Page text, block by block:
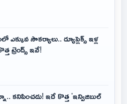
ఎక్కువ సౌకర్యాలు.. డ్యూప్లెక్స్ ఇళ్ల
ట్రెండ్స్ ఇవే!
కనిపించదు! ఇదే కొత్త 'ఇన్విజిబుల్